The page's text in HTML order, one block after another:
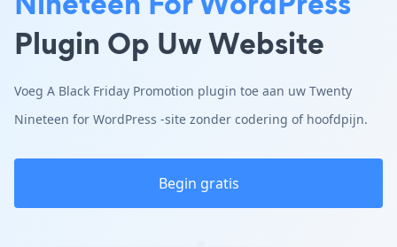
Plugin Op Uw Website
Voeg A Black Friday Promotion plugin toe aan uw Twenty
Nineteen for WordPress -site zonder codering of hoofdpijn.
Begin gratis